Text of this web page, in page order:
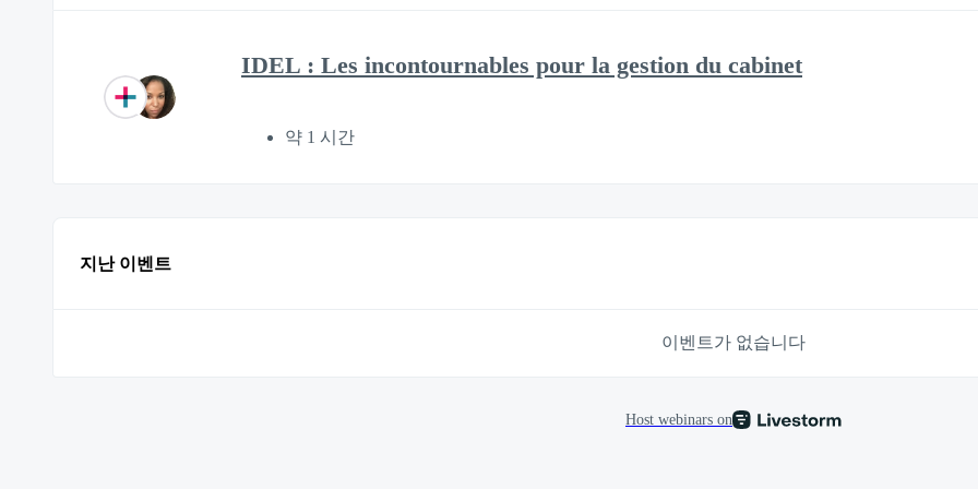
IDEL : Les incontournables pour la gestion du cabinet
약 1 시간
지난 이벤트
이벤트가 없습니다
Host webinars on